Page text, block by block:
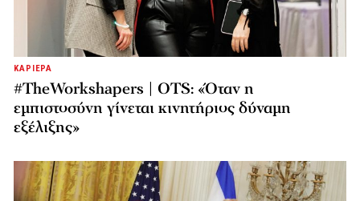
ΚΑΡΙΕΡΑ
#TheWorkshapers | OTS: «Όταν η
εμπιστοσύνη γίνεται κινητήριος δύναμη
εξέλιξης»